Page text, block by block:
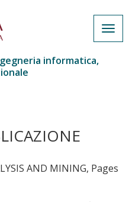
informatica,
AND MINING, Pages